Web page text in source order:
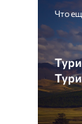
Что